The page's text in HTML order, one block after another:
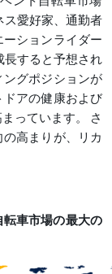
ス愛好家、通勤者
ションライダー
長すると予想され
グポジションが
アの健康および
っています。 さ
高まりが、リカ
車市場の最大の